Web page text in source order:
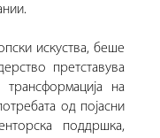
искуства, беше
претставува
на
од појасни
поддршка,